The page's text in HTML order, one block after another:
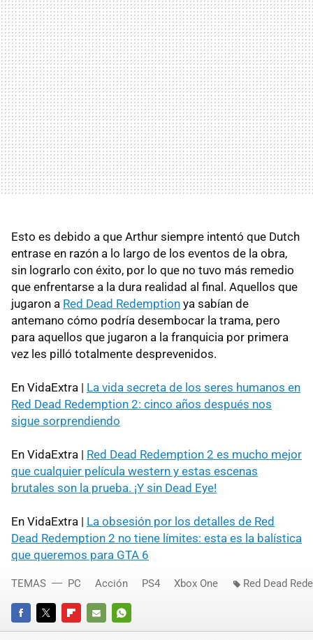
Esto es debido a que Arthur siempre intentó que Dutch
entrase en razón a lo largo de los eventos de la obra,
sin lograrlo con éxito, por lo que no tuvo más remedio
que enfrentarse a la dura realidad al final. Aquellos que
jugaron a Red Dead Redemption ya sabían de
antemano cómo podría desembocar la trama, pero
para aquellos que jugaron a la franquicia por primera
vez les pilló totalmente desprevenidos.
En VidaExtra | La vida secreta de los seres humanos en
Red Dead Redemption 2: cinco años después nos
sigue sorprendiendo
En VidaExtra | Red Dead Redemption 2 es mucho mejor
que cualquier película western y estas escenas
brutales son la prueba. ¡Y sin Dead Eye!
En VidaExtra | La obsesión por los detalles de Red
Dead Redemption 2 no tiene límites: esta es la balística
que queremos para GTA 6
FACEBOOKTWITTERFLIPBOARD
E-
WHATSAPP
TEMAS PC Acción PS4 Xbox One Red Dead